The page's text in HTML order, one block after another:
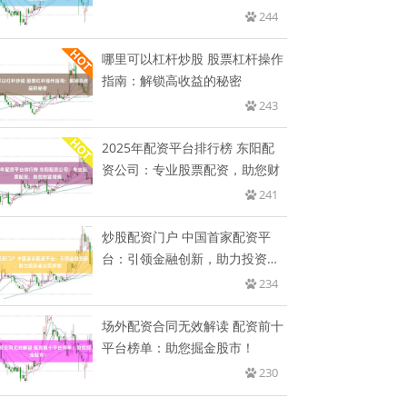
244
哪里可以杠杆炒股 股票杠杆操作
指南：解锁高收益的秘密
243
2025年配资平台排行榜 东阳配
资公司：专业股票配资，助您财
241
炒股配资门户 中国首家配资平
台：引领金融创新，助力投资者
234
场外配资合同无效解读 配资前十
平台榜单：助您掘金股市！
230